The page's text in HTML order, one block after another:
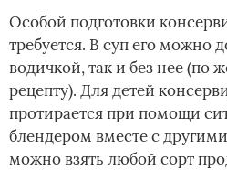
Особой подготовки
требуется. В суп его можно
водичкой, так и без нее (по
рецепту). Для детей
протирается при помощи
блендером вместе с
можно взять любой сорт